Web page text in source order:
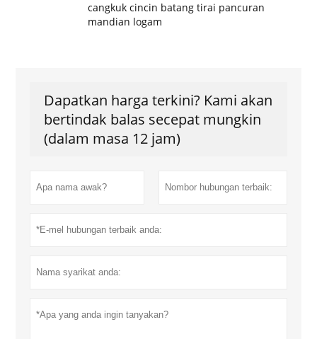
cangkuk cincin batang tirai pancuran
mandian logam
Dapatkan harga terkini? Kami akan
bertindak balas secepat mungkin
(dalam masa 12 jam)